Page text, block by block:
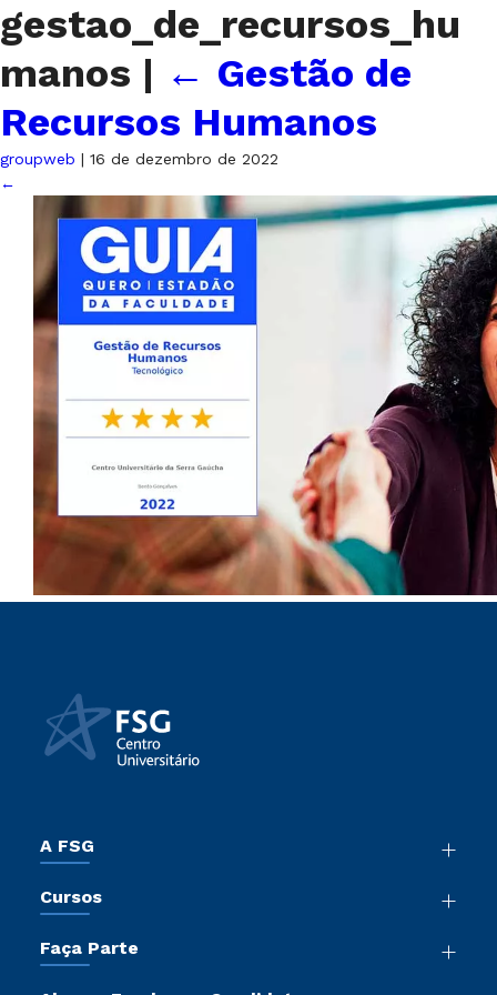
gestao_de_recursos_hu
manos | ← Gestão de
Recursos Humanos
groupweb | 16 de dezembro de 2022
←
A FSG
Sala de Imprensa
Sou Colaborador
Cursos
Pós-Graduação
Faça Parte